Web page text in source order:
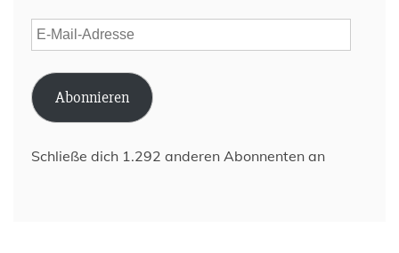
E-
Mail-
Adresse
Abonnieren
Schließe dich 1.292 anderen Abonnenten an